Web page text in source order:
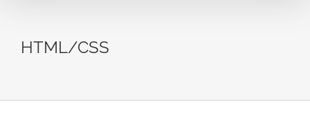
HTML/CSS